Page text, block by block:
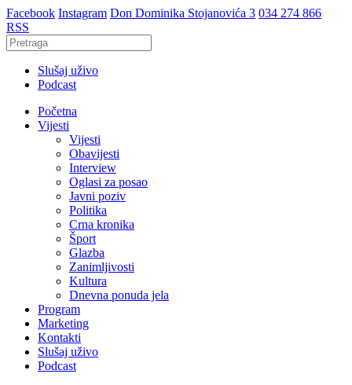
Facebook Instagram Don Dominika Stojanovića 3 034 274 866
RSS
Slušaj uživo
Podcast
Početna
Vijesti
Vijesti
Obavijesti
Interview
Oglasi za posao
Javni poziv
Politika
Crna kronika
Šport
Glazba
Zanimljivosti
Kultura
Dnevna ponuda jela
Program
Marketing
Kontakti
Slušaj uživo
Podcast